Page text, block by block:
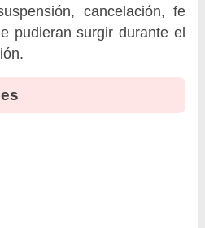
cancelación, fe
pudieran surgir durante el